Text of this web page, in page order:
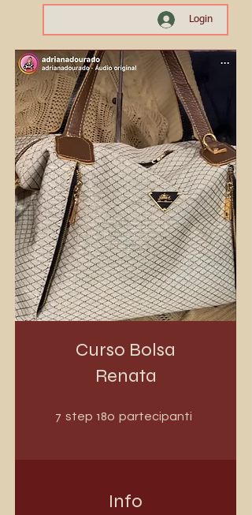
Login
Curso Bolsa
Renata
7 step 7 step
180 partecipanti
Info